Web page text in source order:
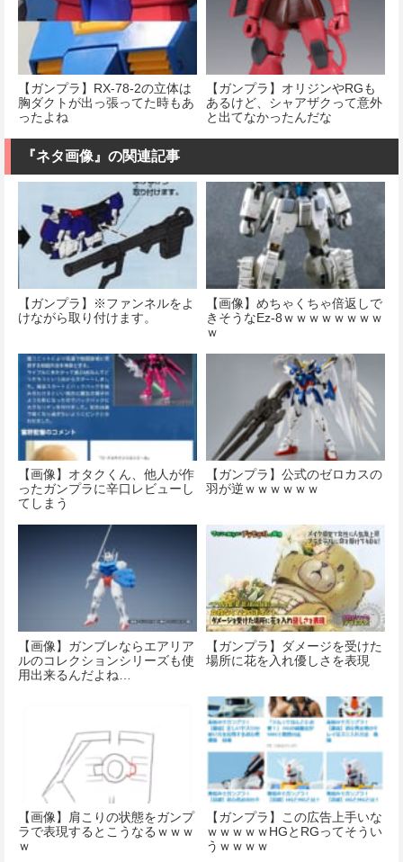
【ガンプラ】RX-78-2の立体は
胸ダクトが出っ張ってた時もあ
ったよね
【ガンプラ】オリジンやRGも
あるけど、シャアザクって意外
と出てなかったんだな
『ネタ画像』の関連記事
【ガンプラ】※ファンネルをよ
けながら取り付けます。
【画像】めちゃくちゃ倍返しで
きそうなEz-8ｗｗｗｗｗｗｗｗ
ｗ
【画像】オタクくん、他人が作
ったガンプラに辛口レビューし
てしまう
【ガンプラ】公式のゼロカスの
羽が逆ｗｗｗｗｗｗ
【画像】ガンブレならエアリア
ルのコレクションシリーズも使
用出来るんだよね…
【ガンプラ】ダメージを受けた
場所に花を入れ優しさを表現
【画像】肩こりの状態をガンプ
ラで表現するとこうなるｗｗｗ
ｗ
【ガンプラ】この広告上手いな
ｗｗｗｗｗHGとRGってそうい
うｗｗｗｗ